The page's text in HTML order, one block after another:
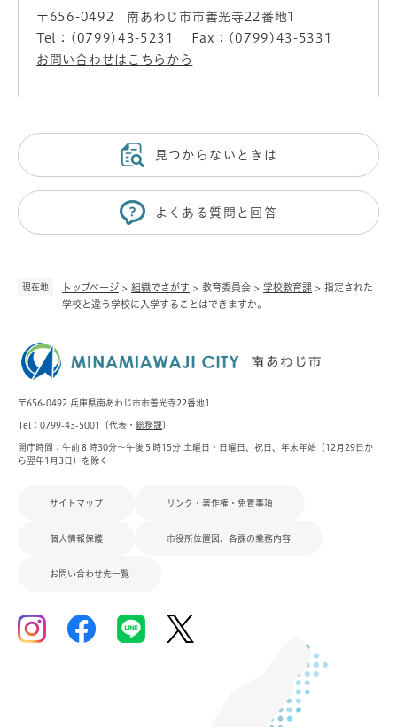
現在地 トップページ > 組織でさがす > 教育委員会 > 学校教育課 > 指定された
学校と違う学校に入学することはできますか。
〒656-0492
南あわじ市市善光寺22番地1
Tel：(0799)43-5231
Fax：(0799)43-5331
お問い合わせはこちらから
見つからないときは
よくある質問と回答
〒656-0492 兵庫県南あわじ市市善光寺22番地1
Tel：0799-43-5001（代表・ 総務課）
開庁時間：午前８時30分～午後５時15分 土曜日・日曜日、祝日、年末年始（12月29日か
ら翌年1月3日）を除く
サイトマップ リンク・著作権・免責事項
個人情報保護 市役所位置図、各課の業務内容
お問い合わせ先一覧